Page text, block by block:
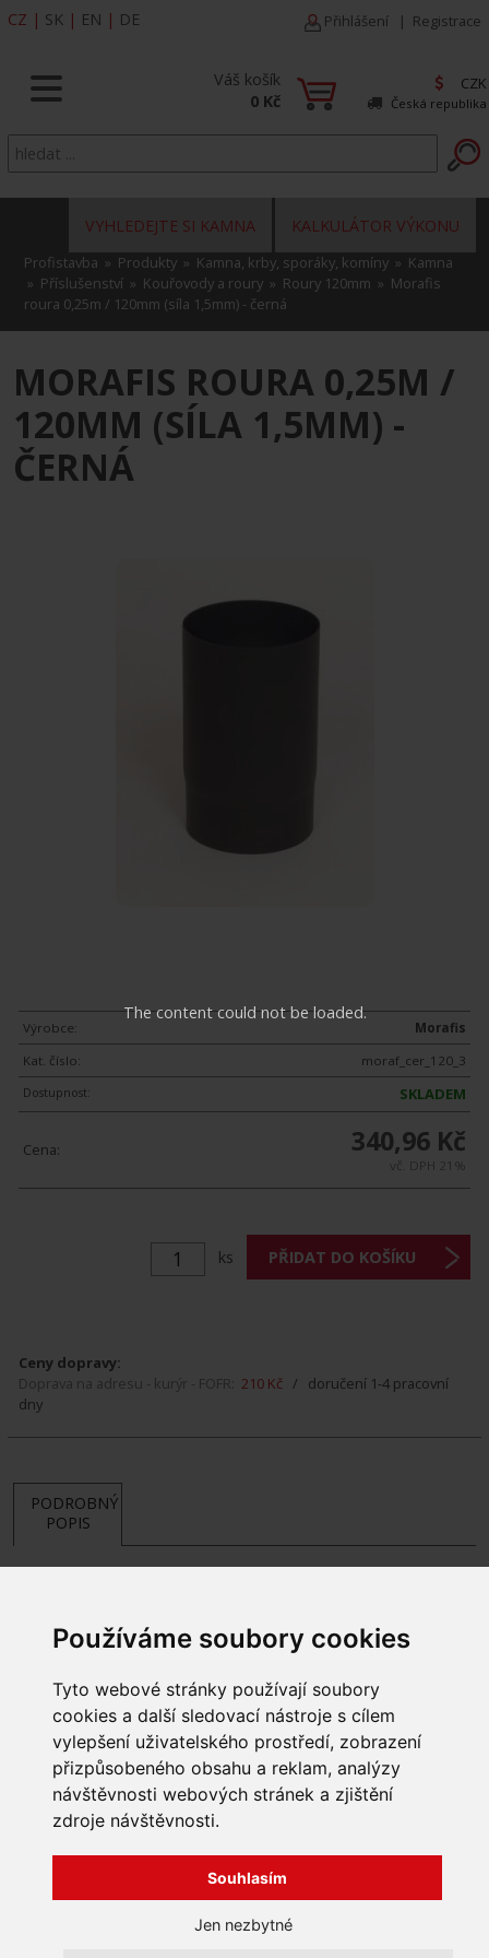
The content could not be loaded.
Používáme soubory cookies
Tyto webové stránky používají soubory
cookies a další sledovací nástroje s cílem
vylepšení uživatelského prostředí, zobrazení
přizpůsobeného obsahu a reklam, analýzy
návštěvnosti webových stránek a zjištění
zdroje návštěvnosti.
Souhlasím
Jen nezbytné
CZ | SK | EN | DE Přihlášení | Registrace
Váš košík
0 Kč
CZK
Česká republika
KALKULÁTOR VÝKONU
VYHLEDEJTE SI KAMNA
Profistavba » Produkty » Kamna, krby, sporáky, komíny » Kamna
» Příslušenství » Kouřovody a roury » Roury 120mm » Morafis
roura 0,25m / 120mm (síla 1,5mm) - černá
MORAFIS ROURA 0,25M /
120MM (SÍLA 1,5MM) -
ČERNÁ
Výrobce:
Morafis
Kat. číslo:
moraf_cer_120_3
Dostupnost:
SKLADEM
Cena: 340,96 Kč
vč. DPH 21%
ks
Ceny dopravy:
Doprava na adresu - kurýr - FOFR: 210 Kč / doručení 1-4 pracovní
dny
PODROBNÝ
POPIS
INFORMACE
Obchodní podmínky
Zpracování a ochrana
osobních údajů
O nás
Všechna práva vyhrazena